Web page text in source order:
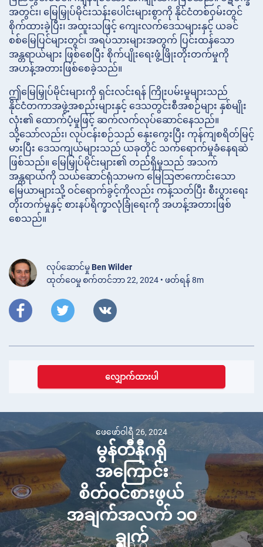
အတွင်း၊ မြေမြှုပ်မိုင်းသန်းပေါင်းများစွာကို နိုင်ငံတစ်ဝှမ်းတွင်
စိုက်ထားခဲ့ပြီး၊ အထူးသဖြင့် ကျေးလက်ဒေသများနှင့် ယခင်
စစ်မြေပြင်များတွင်၊ အရပ်သားများအတွက် ပြင်းထန်သော
အန္တရာယ်များ ဖြစ်စေပြီး စိုက်ပျိုးရေးဖွံ့ဖြိုးတိုးတက်မှုကို
အဟန့်အတားဖြစ်စေခဲ့သည်။
ဤမြေမြှုပ်မိုင်းများကို ရှင်းလင်းရန် ကြိုးပမ်းမှုများသည်
နိုင်ငံတကာအဖွဲ့အစည်းများနှင့် ဒေသတွင်းစီအစဉ်များ နှစ်မျိုး
လုံး၏ ထောက်ပံ့မှုဖြင့် ဆက်လက်လုပ်ဆောင်နေသည်။
သို့သော်လည်း၊ လုပ်ငန်းစဉ်သည် နှေးကွေးပြီး ကုန်ကျစရိတ်မြင့်
မားပြီး ဒေသကျယ်များသည် ယခုတိုင် သက်ရောက်မှုခံနေရဆဲ
ဖြစ်သည်။ မြေမြှုပ်မိုင်းများ၏ တည်ရှိမှုသည် အသက်
အန္တရာယ်ကို သယ်ဆောင်ရုံသာမက မြေသြဇာကောင်းသော
မြေယာများသို့ ဝင်ရောက်ခွင့်ကိုလည်း ကန့်သတ်ပြီး စီးပွားရေး
တိုးတက်မှုနှင့် စားနပ်ရိက္ခာလုံခြုံရေးကို အဟန့်အတားဖြစ်
စေသည်။
လုပ်ဆောင်မှု Ben Wilder
ထုတ်ဝေမှု စက်တင်ဘာ 22, 2024 • ဖတ်ရန် 8m
လျှောက်ထားပါ
ဖေဖော်ဝါရီ 26, 2024
မွန်တီနီဂရို
အကြောင်း
စိတ်ဝင်စားဖွယ်
အချက်အလက် ၁၀
ချက်